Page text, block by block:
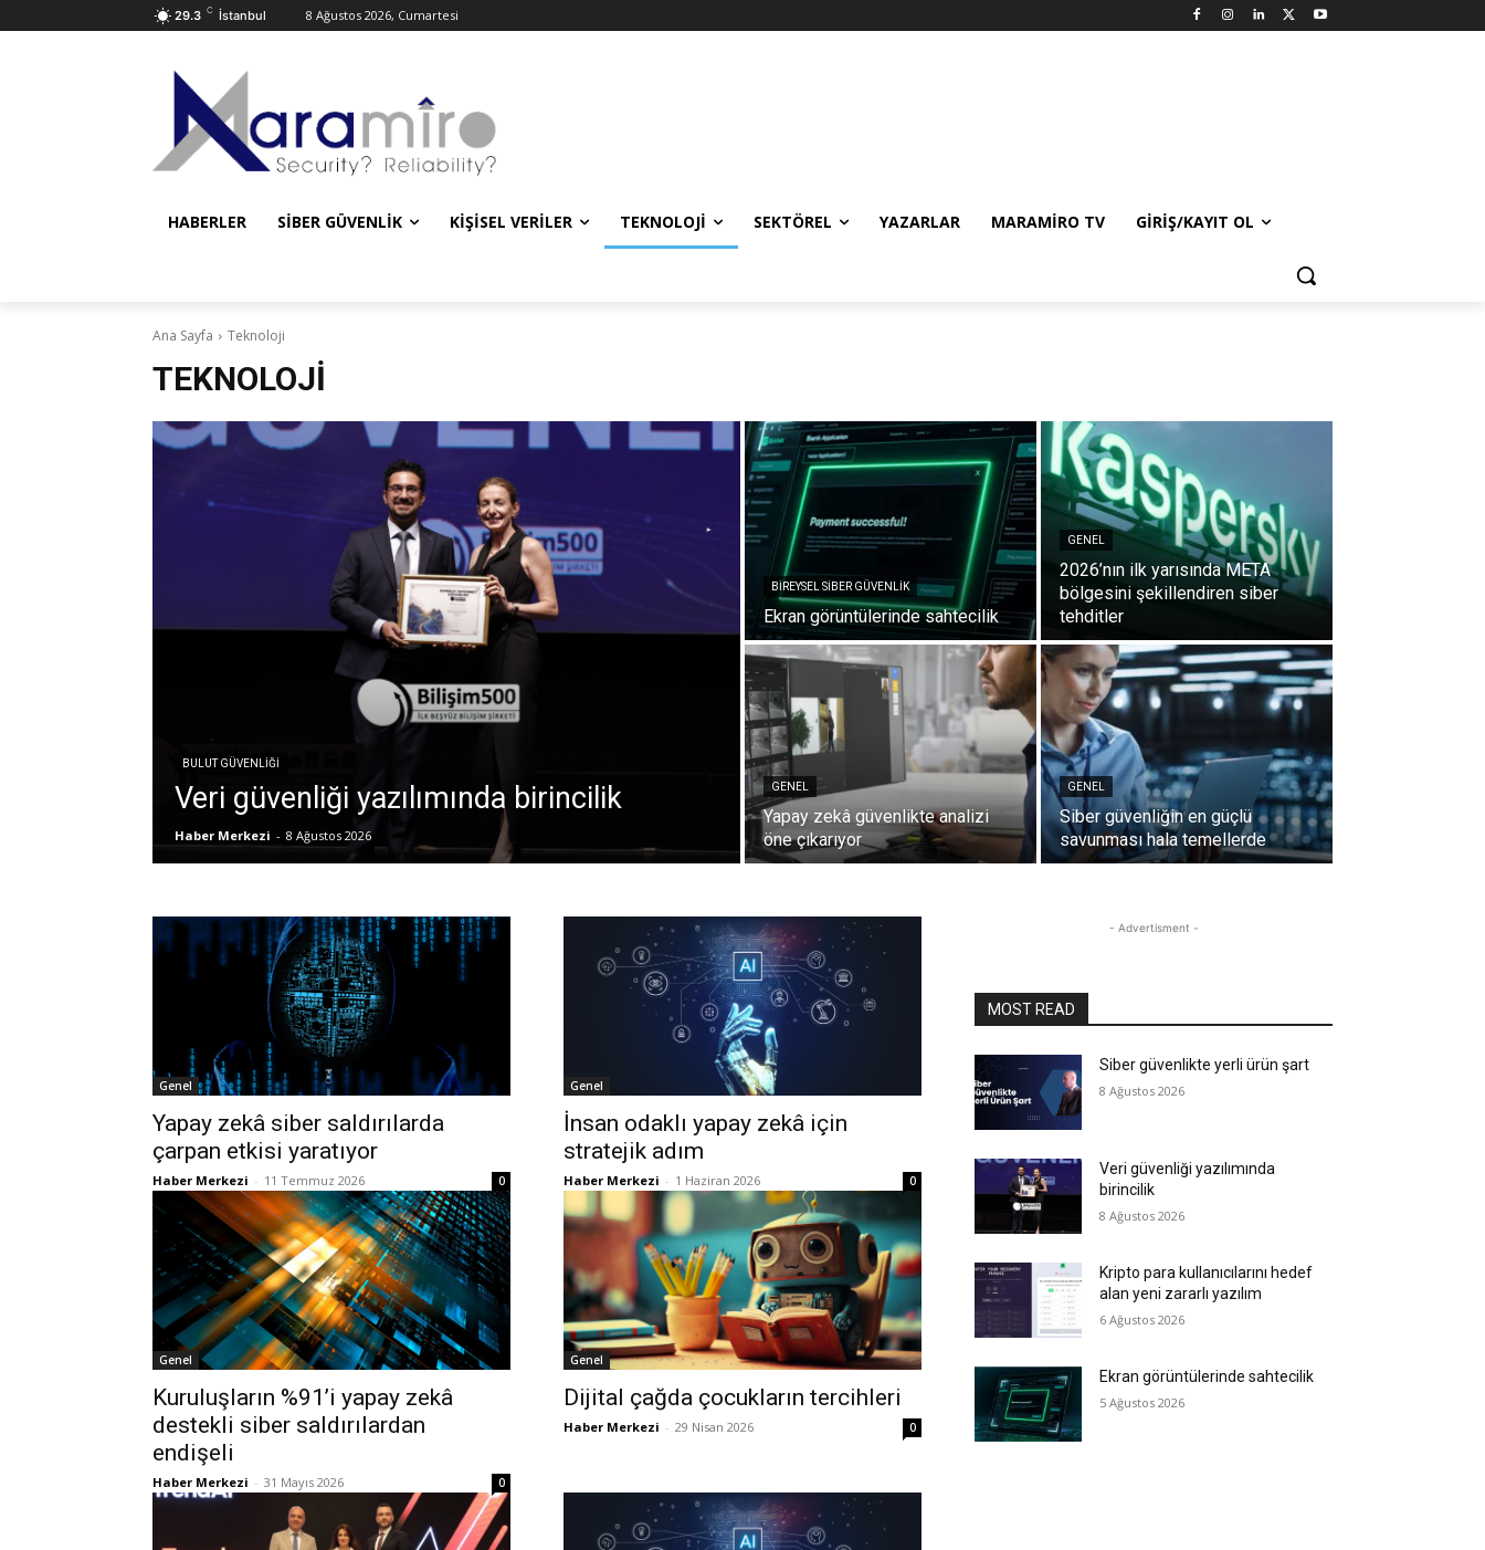
29.3 C İstanbul 8 Ağustos 2026, Cumartesi
HABERLER SIBER GÜVENLIK KIŞISEL VERILER TEKNOLOJI SEKTÖREL YAZARLAR MARAMIRO TV GIRIŞ/KAYIT OL
Ana Sayfa Teknoloji
TEKNOLOJI
BULUT GÜVENLIĞI
Veri güvenliği yazılımında birincilik
Haber Merkezi - 8 Ağustos 2026
BIREYSEL SIBER GÜVENLIK
Ekran görüntülerinde sahtecilik
GENEL
2026’nın ilk yarısında META
bölgesini şekillendiren siber
tehditler
GENEL
Yapay zekâ güvenlikte analizi
öne çıkarıyor
GENEL
Siber güvenliğin en güçlü
savunması hala temellerde
Genel
Yapay zekâ siber saldırılarda
çarpan etkisi yaratıyor
Haber Merkezi - 11 Temmuz 2026 0
Genel
İnsan odaklı yapay zekâ için
stratejik adım
Haber Merkezi - 1 Haziran 2026 0
Genel
Kuruluşların %91’i yapay zekâ
destekli siber saldırılardan
endişeli
Haber Merkezi - 31 Mayıs 2026 0
Genel
Dijital çağda çocukların tercihleri
Haber Merkezi - 29 Nisan 2026 0
- Advertisment -
MOST READ
Siber güvenlikte yerli ürün şart
8 Ağustos 2026
Veri güvenliği yazılımında
birincilik
8 Ağustos 2026
Kripto para kullanıcılarını hedef
alan yeni zararlı yazılım
6 Ağustos 2026
Ekran görüntülerinde sahtecilik
5 Ağustos 2026